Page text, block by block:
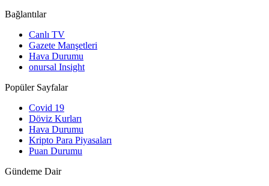
Bağlantılar
Canlı TV
Gazete Manşetleri
Hava Durumu
onursal Insight
Popüler Sayfalar
Covid 19
Döviz Kurları
Hava Durumu
Kripto Para Piyasaları
Puan Durumu
Gündeme Dair